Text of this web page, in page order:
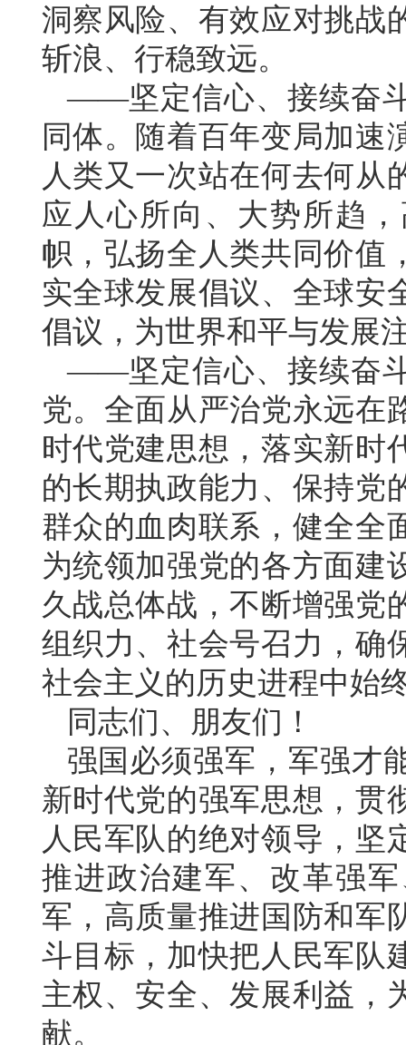
洞察风险、有效应对挑战
斩浪、行稳致远。
——坚定信心、接续奋
同体。随着百年变局加速
人类又一次站在何去何从
应人心所向、大势所趋
帜，弘扬全人类共同价值
实全球发展倡议、全球安
倡议，为世界和平与发展
——坚定信心、接续奋
党。全面从严治党永远在
时代党建思想，落实新时
的长期执政能力、保持党
群众的血肉联系，健全全
为统领加强党的各方面建
久战总体战，不断增强党
组织力、社会号召力，确
社会主义的历史进程中始
同志们、朋友们！
强国必须强军，军强才
新时代党的强军思想，贯
人民军队的绝对领导，坚
推进政治建军、改革强
军，高质量推进国防和军
斗目标，加快把人民军队
主权、安全、发展利益，
献。